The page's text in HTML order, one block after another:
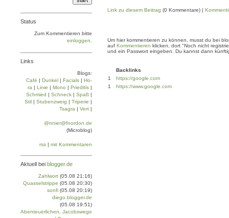
Link zu diesem Beitrag (0 Kommentare) |
Um hier kommentieren zu können, musst du bei
auf Kommentieren klicken, dort "Noch nicht
und ein Passwort eingeben. Du kannst dann
Backlinks
1
https://google.com
1
https://www.google.com
Status
Zum Kommentieren bitte
einloggen
Links
Blogs:
Café | Dun­kel | Facials | Ho­
ra | Linie | Mo­no | Prie­di­tis |
Schmied | Schneck | Spaß |
Stil | Stu­ben­zweig | Tri­pe­rie |
Tsa­gra | Vert |
@nnier@fnordon.de
(Microblog)
rss | mit Kommentaren
Aktuell bei blogger.de
Zahlwort (05.08 21:16)
Quasselstrippe (05.08 20:30)
sonfi (05.08 20:19)
diego.blogger.de
(05.08 19:51)
Abenteuerlichen, Jacobswege